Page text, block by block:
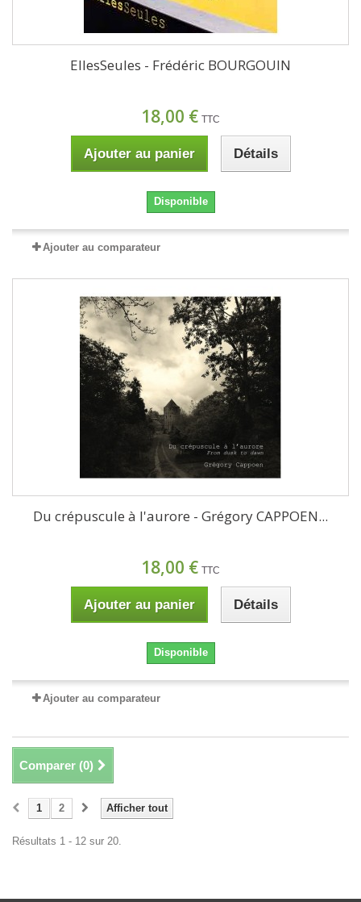
EllesSeules - Frédéric BOURGOUIN
18,00 € TTC
Ajouter au panier Détails
Disponible
Ajouter au comparateur
Du crépuscule à l'aurore - Grégory CAPPOEN...
18,00 € TTC
Ajouter au panier Détails
Disponible
Ajouter au comparateur
Comparer (0)
Afficher tout
1 2
Résultats 1 - 12 sur 20.